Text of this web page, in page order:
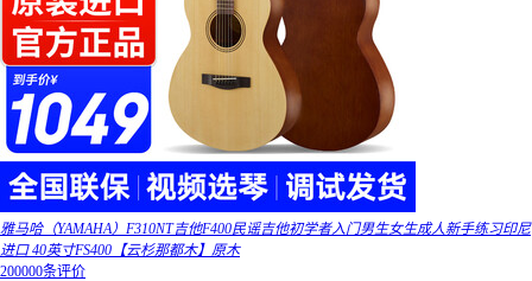
雅马哈（YAMAHA）F310NT吉他F400民谣吉他初学者入门男生女生成人新手练习印尼
进口 40英寸FS400【云杉那都木】原木
200000条评价